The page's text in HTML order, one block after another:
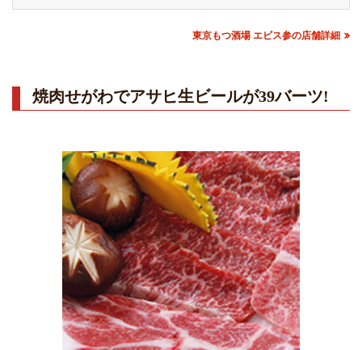
東京もつ酒場 エビス参の店舗詳細
焼肉せがわでアサヒ生ビールが39バーツ!